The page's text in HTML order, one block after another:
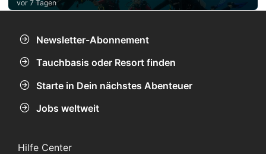
vor 7 Tagen
Newsletter-Abonnement
Tauchbasis oder Resort finden
Starte in Dein nächstes Abenteuer
Jobs weltweit
Hilfe Center